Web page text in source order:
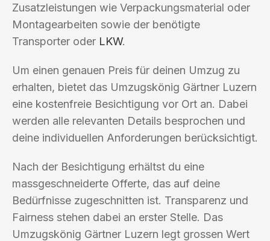
Zusatzleistungen wie Verpackungsmaterial oder
Montagearbeiten sowie der benötigte
Transporter oder LKW.
Um einen genauen Preis für deinen Umzug zu
erhalten, bietet das Umzugskönig Gärtner Luzern
eine kostenfreie Besichtigung vor Ort an. Dabei
werden alle relevanten Details besprochen und
deine individuellen Anforderungen berücksichtigt.
Nach der Besichtigung erhältst du eine
massgeschneiderte Offerte, das auf deine
Bedürfnisse zugeschnitten ist. Transparenz und
Fairness stehen dabei an erster Stelle. Das
Umzugskönig Gärtner Luzern legt grossen Wert